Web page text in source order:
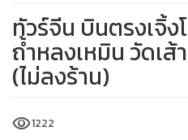
travel_explore
calendar_month
ทัวร์จีน บินตรงเจิ้ง
ถ้ำหลงเหมิน วัดเ
(ไม่ลงร้าน)
visibility1222